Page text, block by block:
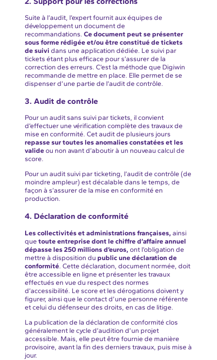
Suite à l’audit, l’expert fournit aux équipes de
développement un document de
recommandations.Ce document peut se présenter
sous forme rédigée et/ou être constitué de tickets
de suivi dans une application dédiée. Le suivi par
tickets étant plus efficace pour s’assurer de la
correction des erreurs. C’est la méthode que Digiwin
recommande de mettre en place. Elle permet de se
dispenser d’une partie de l’audit de contrôle.
3. Audit de contrôle
Pour un audit sans suivi par tickets, il convient
d’effectuer une vérification complète des travaux de
mise en conformité. Cet audit de plusieurs jours
repasse sur toutes les anomalies constatées et les
valideou non avant d’aboutir à un nouveau calcul de
score.
Pour un audit suivi par ticketing, l’audit de contrôle (de
moindre ampleur) est décalable dans le temps, de
façon à s’assurer de la mise en conformité en
production.
4. Déclaration de conformité
Les collectivités et administrations françaises,ainsi
quetoute entreprise dont le chiffre d’affaire annuel
dépasse les 250 millions d’euros,ont l’obligation de
mettre à disposition dupublic une déclaration de
conformité. Cette déclaration, document normée, doit
être accessible en ligne et présenter les travaux
effectués en vue du respect des normes
d’accessibilité. Le score et les dérogations doivent y
figurer, ainsi que le contact d’une personne référente
et celui du défenseur des droits, en cas de litige.
La publication de la déclaration de conformité clos
généralement le cycle d’audition d’un projet
accessible. Mais, elle peut être fournie de manière
provisoire, avant la fin des derniers travaux, puis mise à
jour.